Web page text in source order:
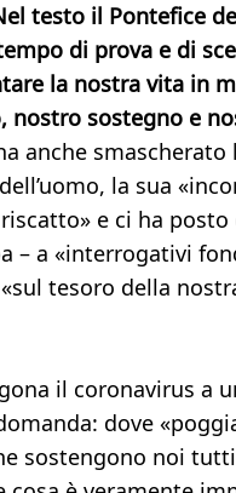
testo il Pontefice
di prova e di
la nostra vita in
nostro sostegno e
anche smascherato
la sua
e ci ha posto
– a «interrogativi
tesoro della
il coronavirus a
dove
sostengono noi